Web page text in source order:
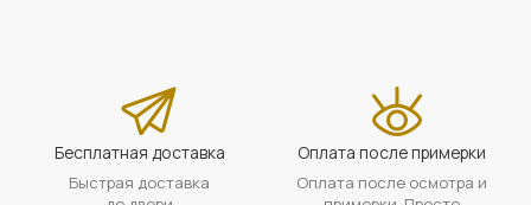
Бесплатная доставка
Быстрая доставка
Оплата после примерки
Оплата после осмотра и